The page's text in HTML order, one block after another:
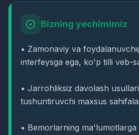
Bizning yechimimiz
• Zamonaviy va
interfeysga ega, ko'p tilli veb-
• Jarrohliksiz davolash
tushuntiruvchi maxsus
• Bemorlarning